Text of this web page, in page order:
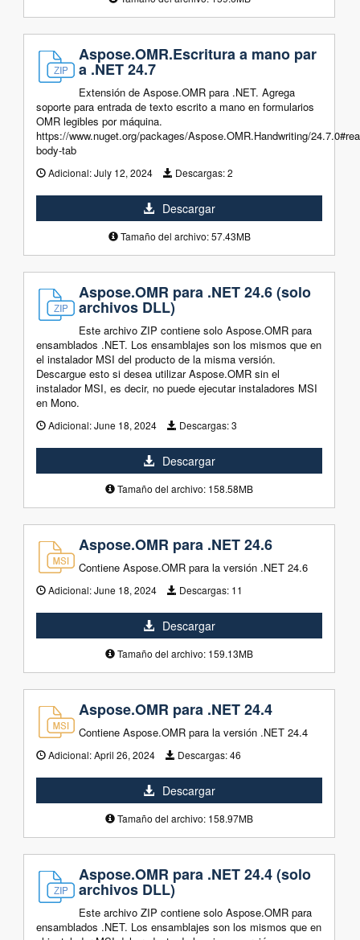
Aspose.OMR.Escritura a mano par
a .NET 24.7
Extensión de Aspose.OMR para .NET. Agrega
soporte para entrada de texto escrito a mano en formularios
OMR legibles por máquina.
https://www.nuget.org/packages/Aspose.OMR.Handwriting/
body-tab
Adicional:July 12, 2024 Descargas:2
Descargar
Tamaño del archivo: 57.43MB
Aspose.OMR para .NET 24.6 (solo
archivos DLL)
Este archivo ZIP contiene solo Aspose.OMR para
ensamblados .NET. Los ensamblajes son los mismos que en
el instalador MSI del producto de la misma versión.
Descargue esto si desea utilizar Aspose.OMR sin el
instalador MSI, es decir, no puede ejecutar instaladores MSI
en Mono.
Adicional:June 18, 2024 Descargas:3
Descargar
Tamaño del archivo: 158.58MB
Aspose.OMR para .NET 24.6
Contiene Aspose.OMR para la versión .NET 24.6
Adicional:June 18, 2024 Descargas: 11
Descargar
Tamaño del archivo: 159.13MB
Aspose.OMR para .NET 24.4
Contiene Aspose.OMR para la versión .NET 24.4
Adicional:April 26, 2024 Descargas:46
Descargar
Tamaño del archivo: 158.97MB
Aspose.OMR para .NET 24.4 (solo
archivos DLL)
Este archivo ZIP contiene solo Aspose.OMR para
ensamblados .NET. Los ensamblajes son los mismos que en